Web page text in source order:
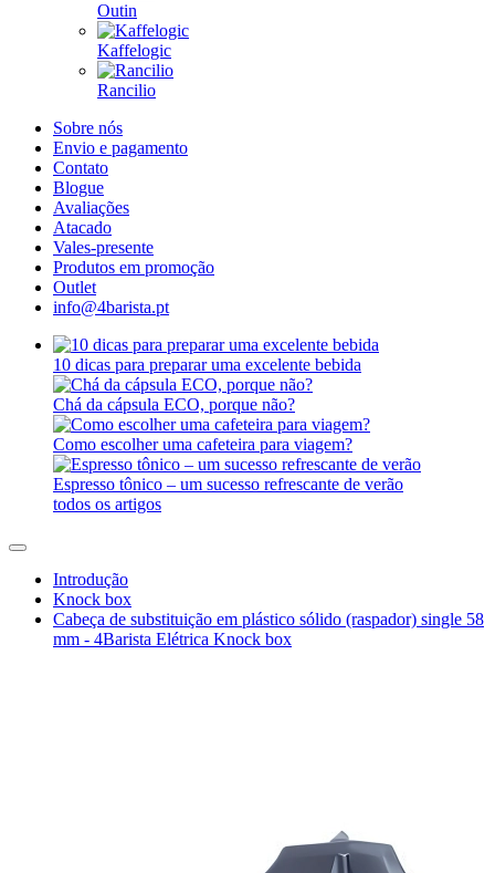
Outin
Kaffelogic
Rancilio
Sobre nós
Envio e pagamento
Contato
Blogue
Avaliações
Atacado
Vales-presente
Produtos em promoção
Outlet
info@4barista.pt
10 dicas para preparar uma excelente bebida
Chá da cápsula ECO, porque não?
Como escolher uma cafeteira para viagem?
Espresso tônico – um sucesso refrescante de verão
todos os artigos
Introdução
Knock box
Cabeça de substituição em plástico sólido (raspador) single 58
mm - 4Barista Elétrica Knock box